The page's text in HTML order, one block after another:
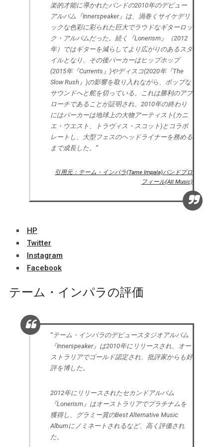
楽的才能に導かれたバンドの2010年のデビュー
アルバム『Innerspeaker』は、渦巻くサイケデリ
ックな色彩に彩られた巨大でラウドなギターロッ
ク・アルバムだった。続く『Lonerism』（2012
年）ではギターを減らしてより広がりのあるスタ
イルとなり、その後パーカーはヒップホップ
(2015年『Currents』)やディスコ(2020年『The
Slow Rush』)の影響を取り入れながら、ポップな
サウンドへと舵を切っている。これは勝利のアプ
ローチであることが証明され、2010年の終わり
にはパーカーは地球上の大物アーティスト(カニ
エ・ウエスト、トラヴィス・スコット)とコラボ
レートし、大型フェスのヘッドライナーを務める
まで成長した。”
引用元：テーム・インパラ(Tame Impala)バンドプロ
フィール(All Music)
HP
Twitter
Instagram
Facebook
テーム・インパラの評価
“テーム・インパラのデビュースタジオアルバム
『Innerspeaker』は2010年にリリースされ、オー
ストラリアでゴールド認定され、批評家からも好
評を博した。
2012年にリリースされたセカンドアルバム
『Lonerism』はオーストラリアでプラチナムを
獲得し、グラミー賞のBest Alternative Music
Albumにノミネートされるなど、高く評価され
た。